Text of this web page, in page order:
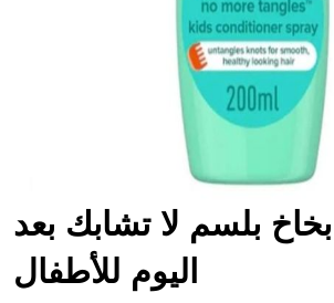
بلسم لا تشابك بعد
اليوم للأطفال